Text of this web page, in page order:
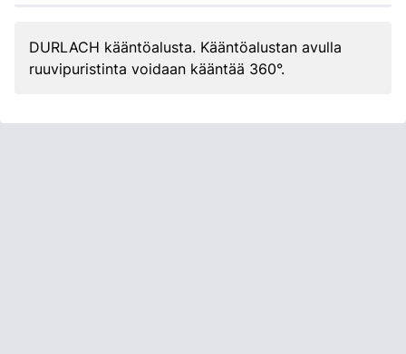
DURLACH kääntöalusta. Kääntöalustan avulla
ruuvipuristinta voidaan kääntää 360°.